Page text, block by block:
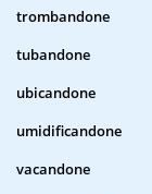
trombandone
tubandone
ubicandone
umidificandone
vacandone